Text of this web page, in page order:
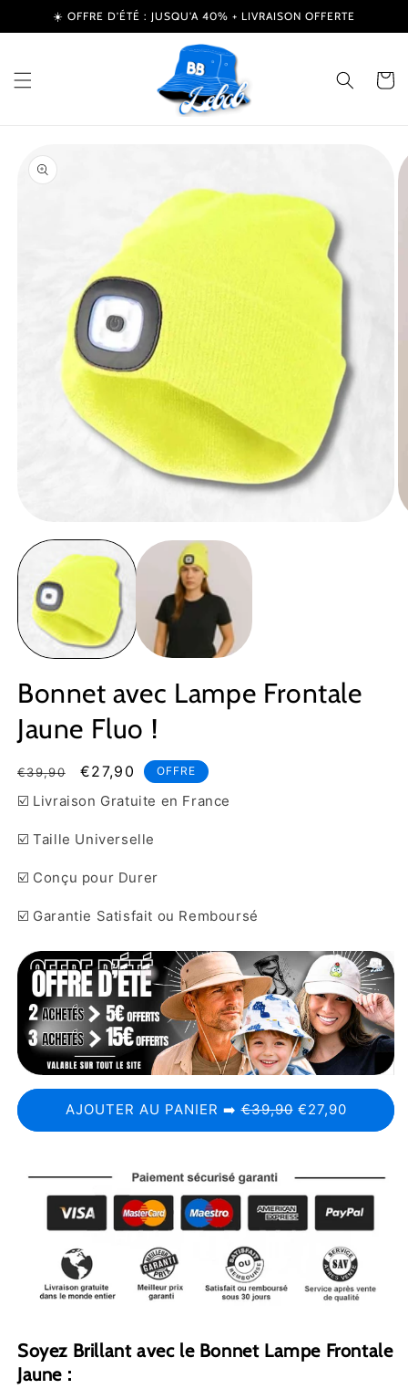
passer
au
☀️ OFFRE D’ÉTÉ : JUSQU'A 40% + LIVRAISON OFFERTE
Panier
informations
produits
média
1
dans
une
fenêtre
modale
Bonnet avec Lampe Frontale
Jaune Fluo !
Prix
habituel
€39,90
Prix
soldé
€27,90 OFFRE
☑️ Livraison Gratuite en France
☑️ Taille Universelle
☑️ Conçu pour Durer
☑️ Garantie Satisfait ou Remboursé
AJOUTER AU PANIER ➡️€39,90 €27,90
Soyez Brillant avec le Bonnet Lampe Frontale
Jaune :